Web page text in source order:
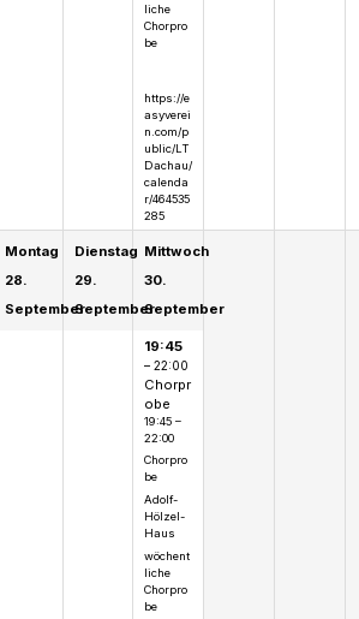
liche
Chorpro
be
https://e
asyverei
n.com/p
ublic/LT
Dachau/
calenda
r/464535
285
Montag
28.
September
Dienstag
29.
September
Mittwoch
30.
September
19:45
– 22:00
Chorpr
obe
19:45 –
22:00
Chorpro
be
Adolf-
Hölzel-
Haus
wöchent
liche
Chorpro
be